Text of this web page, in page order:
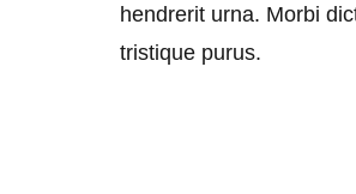
hendrerit urna. Morbi
tristique purus.